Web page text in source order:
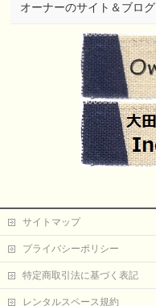
オーナーのサイト＆ブログ
サイトマップ
プライバシーポリシー
特定商取引法に基づく表記
レンタルスペース規約